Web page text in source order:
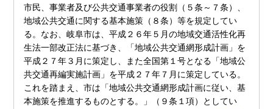
市民、事業者及び公共交通事業者の役割（５条～７条）、
地域公共交通に関する基本施策（８条）等を規定してい
る。なお、岐阜市は、平成２６年５月の地域交通活性化再
生法一部改正法に基づき、「地域公共交通網形成計画」を
平成２７年３月に策定し、また全国第１号となる「地域公
共交通再編実施計画」を平成２７年７月に策定している。
これを踏まえ、市は「地域公共交通網形成計画に従い、基
本施策を推進するものとする。」（９条１項）としてい